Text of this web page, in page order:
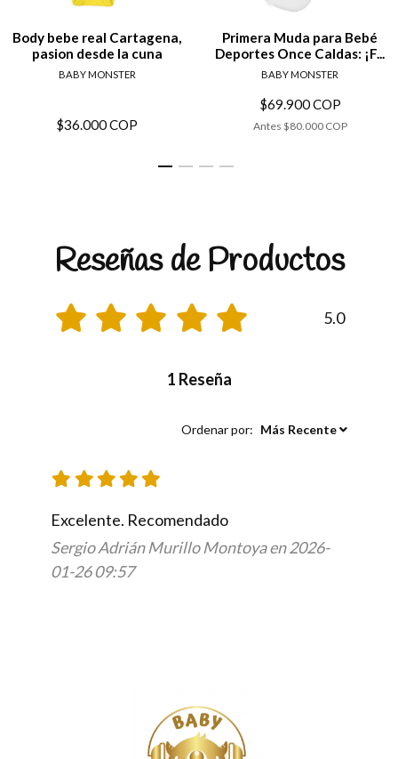
Body bebe real Cartagena,
pasion desde la cuna
BABY MONSTER
$36.000 COP
Primera Muda para Bebé
Deportes Once Caldas: ¡F...
BABY MONSTER
$69.900 COP
Antes $80.000 COP
Reseñas de Productos
5.0
1 Reseña
Ordenar por: Más Recente
Excelente. Recomendado
Sergio Adrián Murillo Montoya en 2026-
01-26 09:57